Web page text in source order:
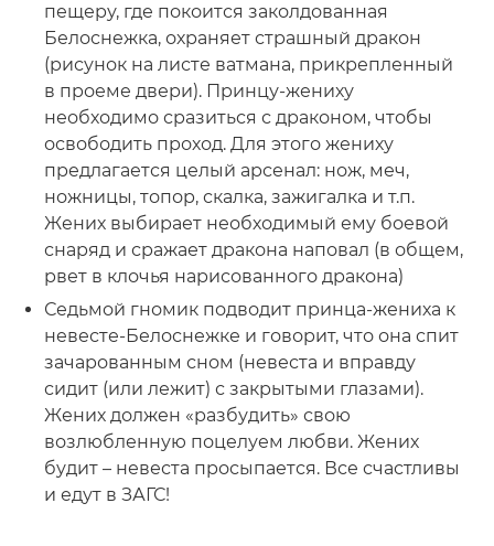
пещеру, где покоится заколдованная
Белоснежка, охраняет страшный дракон
(рисунок на листе ватмана, прикрепленный
в проеме двери). Принцу-жениху
необходимо сразиться с драконом, чтобы
освободить проход. Для этого жениху
предлагается целый арсенал: нож, меч,
ножницы, топор, скалка, зажигалка и т.п.
Жених выбирает необходимый ему боевой
снаряд и сражает дракона наповал (в общем,
рвет в клочья нарисованного дракона)
Седьмой гномик подводит принца-жениха к
невесте-Белоснежке и говорит, что она спит
зачарованным сном (невеста и вправду
сидит (или лежит) с закрытыми глазами).
Жених должен «разбудить» свою
возлюбленную поцелуем любви. Жених
будит – невеста просыпается. Все счастливы
и едут в ЗАГС!